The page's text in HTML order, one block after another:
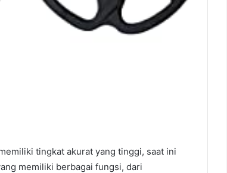
tingkat akurat yang tinggi, saat ini
memiliki berbagai fungsi, dari